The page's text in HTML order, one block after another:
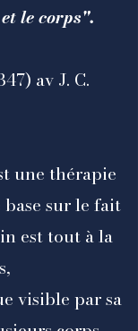
le corps".
av J. C.
une thérapie
sur le fait
est tout à la
visible par sa